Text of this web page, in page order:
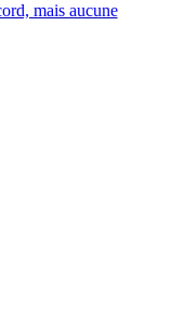
mais aucune